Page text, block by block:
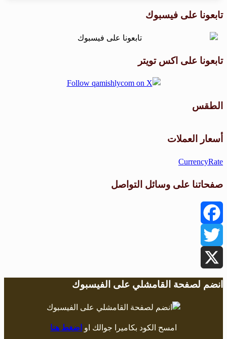
تابعونا على فيسبوك
تابعونا على اكس تويتر
الطقس
أسعار العملات
CurrencyRate
صفحاتنا على وسائل التواصل
Facebook
Twitter
X
انضم لصفحة القامشلي على الفيسبوك
امسح الكود بكاميرا جوالك او اضغط هنا